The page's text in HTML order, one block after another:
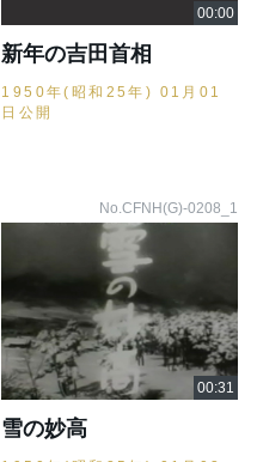
新年の吉田首相
1950年(昭和25年) 01月01
日公開
No.CFNH(G)-0208_1
雪の妙高